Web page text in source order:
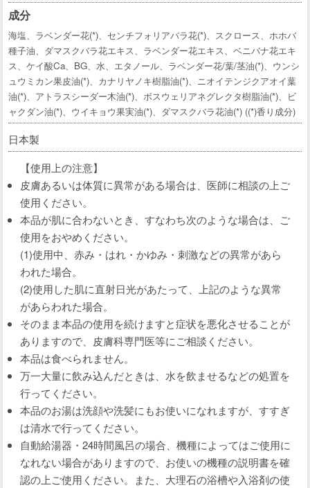
成分
海塩、ラベンダー花(*)、センチフォリアバラ花(*)、スクロース、ホホバ
種子油、ダマスクバラ花エキス、ラベンダー花エキス、ベニバナ花エキ
ス、ケイ酸Ca、BG、水、エタノール、ラベンダー花/葉/茎油(*)、ウンシ
ュウミカン果皮油(*)、カナリヤノキ樹脂油(*)、ニオイテンジクアオイ葉
油(*)、アトラスシーダー木油(*)、ボスウェリアネグレクタ樹脂油(*)、ビ
ャクダン油(*)、ウイキョウ果実油(*)、ダマスクバラ花油(*) ((*)香り成分)
日本製
【使用上の注意】
皮膚あるいは体質に異常がある場合は、医師に相談の上ご
使用ください。
本品が肌に合わないとき、すなわち次のような場合は、ご
使用をおやめください。
(1)使用中、赤み・はれ・かゆみ・刺激などの異常があら
われた場合。
(2)使用した肌に直射日光があたって、上記のような異常
があらわれた場合。
そのまま本品の使用を続けますと症状を悪化させることが
ありますので、皮膚科専門医等にご相談ください。
本品は食べられません。
万一大量に飲み込んだときは、水を飲ませるなどの処置を
行ってください。
本品のお湯は洗顔や洗髪にもお使いになれますが、すすぎ
は清水で行ってください。
自動給湯器・24時間風呂の場合、機種によってはご使用に
なれない場合がありますので、お使いの機種の説明書を確
認の上ご使用ください。また、大理石の浴槽や入浴剤の使